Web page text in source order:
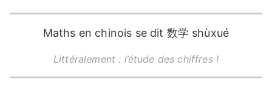
Maths en chinois se dit 数学 shùxué
Littéralement : l’étude des chiffres !